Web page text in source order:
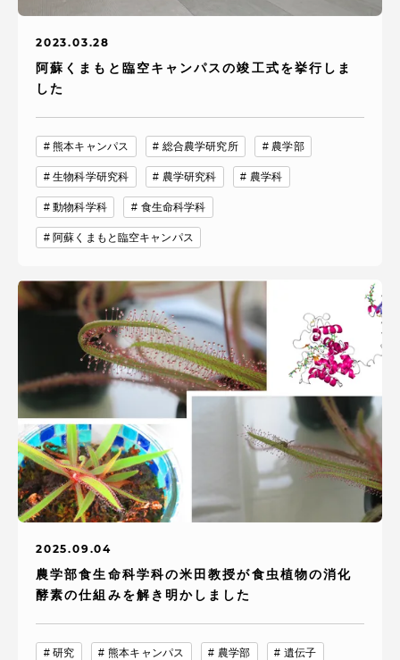
2023.03.28
阿蘇くまもと臨空キャンパスの竣工式を挙行しま
した
熊本キャンパス 総合農学研究所 農学部
生物科学研究科 農学研究科 農学科
動物科学科 食生命科学科
阿蘇くまもと臨空キャンパス
2025.09.04
農学部食生命科学科の米田教授が食虫植物の消化
酵素の仕組みを解き明かしました
研究 熊本キャンパス 農学部 遺伝子